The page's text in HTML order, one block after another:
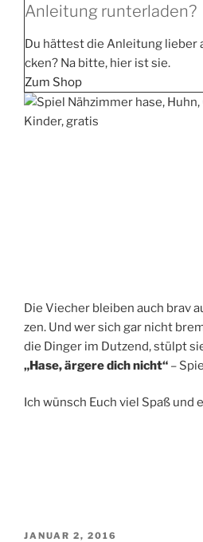
Anleitung runterladen?
Du hät­test die Anlei­tung lie­ber
cken? Na bit­te, hier ist sie.
Zum Shop
Die Vie­cher blei­ben auch brav
zen. Und wer sich gar nicht
die Din­ger im Dut­zend, stülpt
„Hase, ärge­re dich nicht“ –
Ich wünsch Euch viel Spaß und
VERÖFFENTLICHT
JANUAR 2, 2016